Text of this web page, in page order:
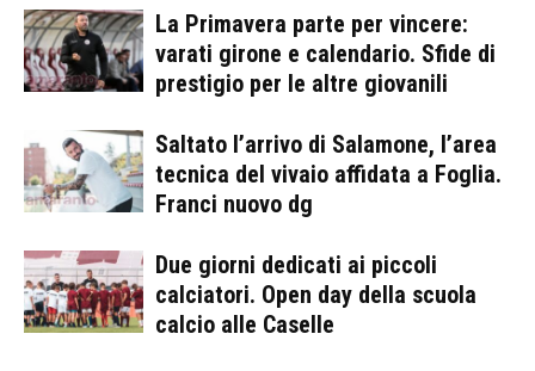
La Primavera parte per vincere:
varati girone e calendario. Sfide di
prestigio per le altre giovanili
Saltato l’arrivo di Salamone, l’area
tecnica del vivaio affidata a Foglia.
Franci nuovo dg
Due giorni dedicati ai piccoli
calciatori. Open day della scuola
calcio alle Caselle